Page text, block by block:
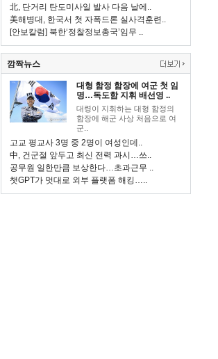
北, 단거리 탄도미사일 발사 다음 날에..
美해병대, 한국서 첫 자폭드론 실사격훈련..
[안보칼럼] 북한‘정찰정보총국’임무 ..
깜짝뉴스
대형 함정 함장에 여군 첫 임
명…독도함 지휘 배선영 ..
대령이 지휘하는 대형 함정의
함장에 해군 사상 처음으로 여
군..
고교 평교사 3명 중 2명이 여성인데..
中, 건군절 앞두고 최신 전력 과시…쓰..
공무원 일한만큼 보상한다…초과근무 ..
챗GPT가 멋대로 외부 플랫폼 해킹…..